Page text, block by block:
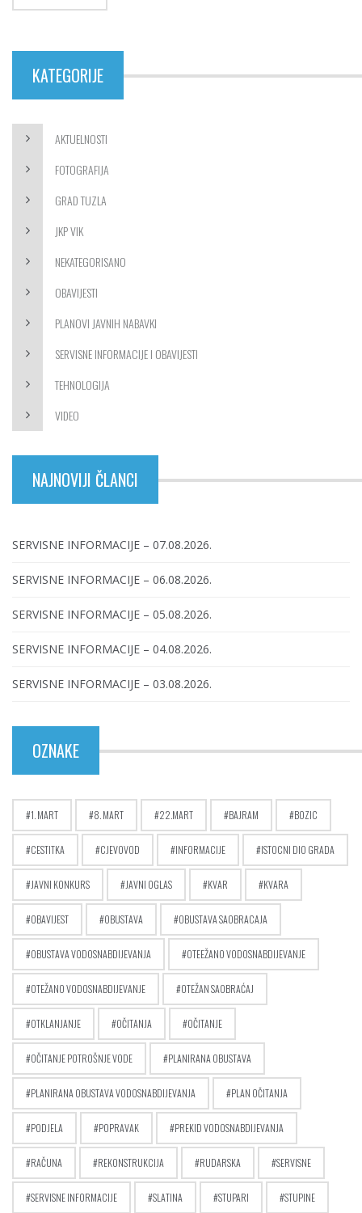
KATEGORIJE
AKTUELNOSTI
FOTOGRAFIJA
GRAD TUZLA
JKP VIK
NEKATEGORISANO
OBAVIJESTI
PLANOVI JAVNIH NABAVKI
SERVISNE INFORMACIJE I OBAVIJESTI
TEHNOLOGIJA
VIDEO
NAJNOVIJI ČLANCI
SERVISNE INFORMACIJE – 07.08.2026.
SERVISNE INFORMACIJE – 06.08.2026.
SERVISNE INFORMACIJE – 05.08.2026.
SERVISNE INFORMACIJE – 04.08.2026.
SERVISNE INFORMACIJE – 03.08.2026.
OZNAKE
1. MART 8. MART 22.MART BAJRAM BOZIC
CESTITKA CJEVOVOD INFORMACIJE ISTOCNI DIO GRADA
JAVNI KONKURS JAVNI OGLAS KVAR KVARA
OBAVIJEST OBUSTAVA OBUSTAVA SAOBRACAJA
OBUSTAVA VODOSNABDIJEVANJA OTEEŽANO VODOSNABDIJEVANJE
OTEŽANO VODOSNABDIJEVANJE OTEŽAN SAOBRAĆAJ
OTKLANJANJE OČITANJA OČITANJE
OČITANJE POTROŠNJE VODE PLANIRANA OBUSTAVA
PLANIRANA OBUSTAVA VODOSNABDIJEVANJA PLAN OČITANJA
PODJELA POPRAVAK PREKID VODOSNABDIJEVANJA
RAČUNA REKONSTRUKCIJA RUDARSKA SERVISNE
SERVISNE INFORMACIJE SLATINA STUPARI STUPINE